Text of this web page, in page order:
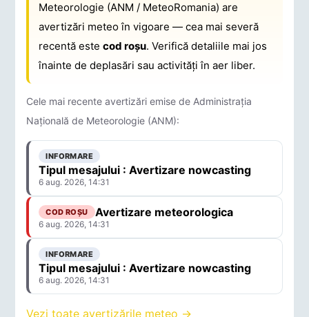
Meteorologie (ANM / MeteoRomania) are
avertizări meteo în vigoare — cea mai severă
recentă estecod roșu. Verifică detaliile mai jos
înainte de deplasări sau activități în aer liber.
Cele mai recente avertizări emise de Administrația
Națională de Meteorologie (ANM):
INFORMARE
Tipul mesajului : Avertizare nowcasting
6 aug. 2026, 14:31
COD ROȘU Avertizare meteorologica
6 aug. 2026, 14:31
INFORMARE
Tipul mesajului : Avertizare nowcasting
6 aug. 2026, 14:31
Vezi toate avertizările meteo →